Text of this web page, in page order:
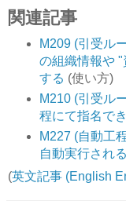
関連記事
M209 (引受ル
の組織情報や
する (使い方)
M210 (引受ル
程にて指名で
M227 (自動工
自動実行され
(英文記事 (English